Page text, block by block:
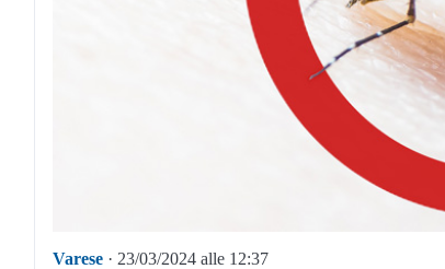
Varese · 23/03/2024 alle 12:37